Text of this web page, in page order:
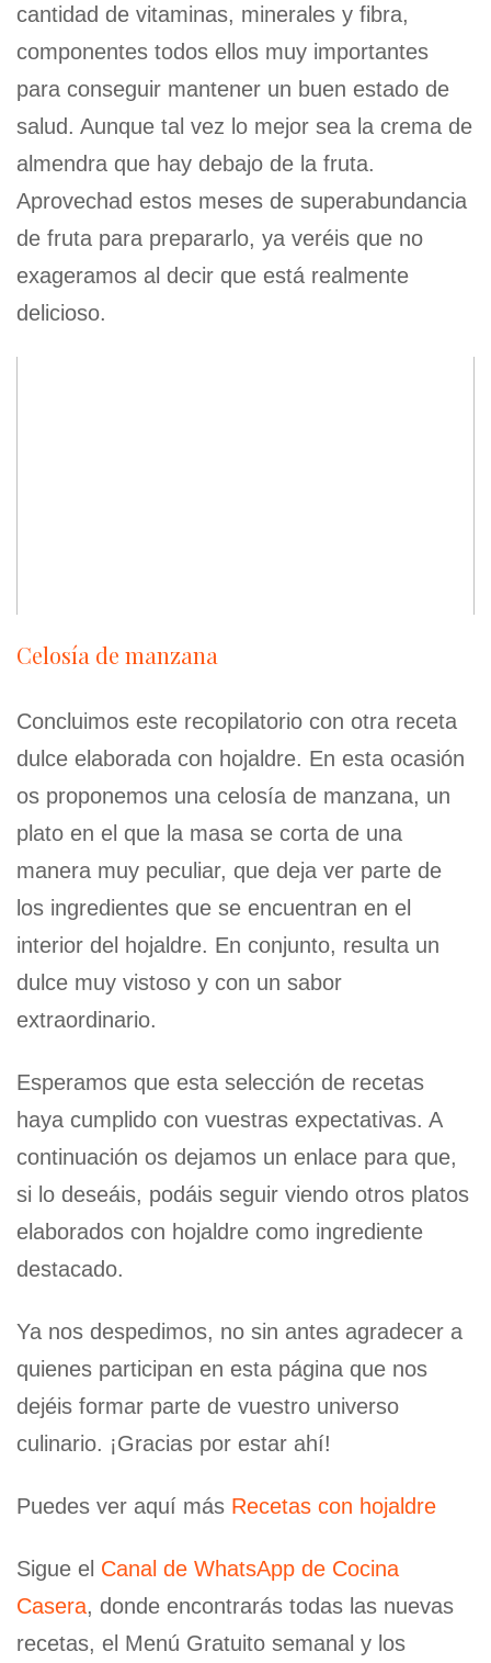
cantidad de vitaminas, minerales y fibra,
componentes todos ellos muy importantes
para conseguir mantener un buen estado de
salud. Aunque tal vez lo mejor sea la crema de
almendra que hay debajo de la fruta.
Aprovechad estos meses de superabundancia
de fruta para prepararlo, ya veréis que no
exageramos al decir que está realmente
delicioso.
Celosía de manzana
Concluimos este recopilatorio con otra receta
dulce elaborada con hojaldre. En esta ocasión
os proponemos una celosía de manzana, un
plato en el que la masa se corta de una
manera muy peculiar, que deja ver parte de
los ingredientes que se encuentran en el
interior del hojaldre. En conjunto, resulta un
dulce muy vistoso y con un sabor
extraordinario.
Esperamos que esta selección de recetas
haya cumplido con vuestras expectativas. A
continuación os dejamos un enlace para que,
si lo deseáis, podáis seguir viendo otros platos
elaborados con hojaldre como ingrediente
destacado.
Ya nos despedimos, no sin antes agradecer a
quienes participan en esta página que nos
dejéis formar parte de vuestro universo
culinario. ¡Gracias por estar ahí!
Puedes ver aquí más Recetas con hojaldre
Sigue el Canal de WhatsApp de Cocina
Casera, donde encontrarás todas las nuevas
recetas, el Menú Gratuito semanal y los